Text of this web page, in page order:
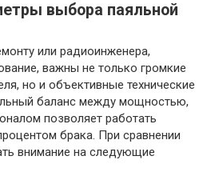
выбора паяльной
или радиоинженера,
важны не только громкие
но и объективные технические
баланс между мощностью,
позволяет работать
брака. При сравнении
внимание на следующие